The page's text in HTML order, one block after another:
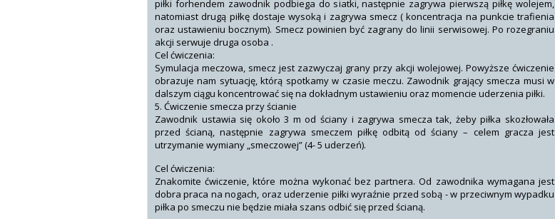
piłki forhendem zawodnik podbiega do siatki, następnie zagrywa pierwszą piłkę wolejem,
natomiast drugą piłkę dostaje wysoką i zagrywa smecz ( koncentracja na punkcie trafienia
oraz ustawieniu bocznym). Smecz powinien być zagrany do linii serwisowej. Po rozegraniu
akcji serwuje druga osoba .
Cel ćwiczenia:
Symulacja meczowa, smecz jest zazwyczaj grany przy akcji wolejowej. Powyższe ćwiczenie
obrazuje nam sytuację, którą spotkamy w czasie meczu. Zawodnik grający smecza musi w
dalszym ciągu koncentrować się na dokładnym ustawieniu oraz momencie uderzenia piłki.
5. Ćwiczenie smecza przy ścianie
Zawodnik ustawia się około 3 m od ściany i zagrywa smecza tak, żeby piłka skozłowała
przed ścianą, następnie zagrywa smeczem piłkę odbitą od ściany – celem gracza jest
utrzymanie wymiany „smeczowej” (4- 5 uderzeń).
Cel ćwiczenia:
Znakomite ćwiczenie, które można wykonać bez partnera. Od zawodnika wymagana jest
dobra praca na nogach, oraz uderzenie piłki wyraźnie przed sobą - w przeciwnym wypadku
piłka po smeczu nie będzie miała szans odbić się przed ścianą.